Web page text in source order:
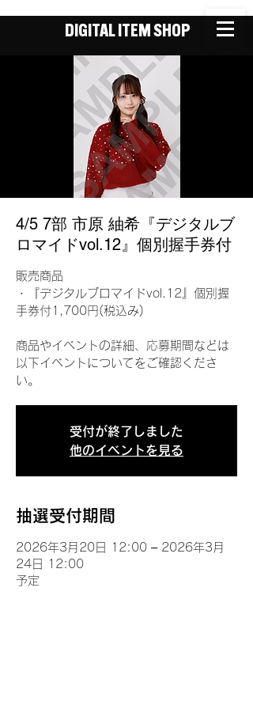
DIGITAL ITEM SHOP
4/5 7部 市原 紬希『デジタルブ
ロマイドvol.12』個別握手券付
販売商品
・『デジタルブロマイドvol.12』個別握
手券付1,700円(税込み)
商品やイベントの詳細、応募期間などは
以下イベントについてをご確認くださ
い。
受付が終了しました
他のイベントを見る
抽選受付期間
2026年3月20日 12:00 – 2026年3月
24日 12:00
予定